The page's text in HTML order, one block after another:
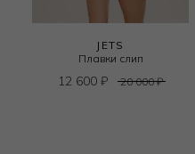
JETS
Плавки слип
12 600 ₽ 20 000₽